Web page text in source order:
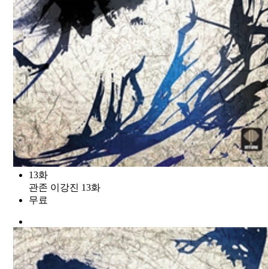
13화
관존 이강진 13화
무료